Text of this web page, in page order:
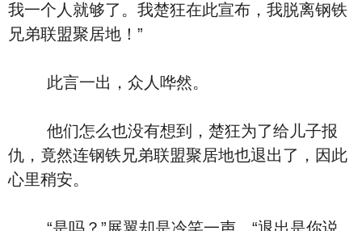
我一个人就够了。我楚狂在此宣布，我脱离钢铁
兄弟联盟聚居地！”
此言一出，众人哗然。
他们怎么也没有想到，楚狂为了给儿子报
仇，竟然连钢铁兄弟联盟聚居地也退出了，因此
心里稍安。